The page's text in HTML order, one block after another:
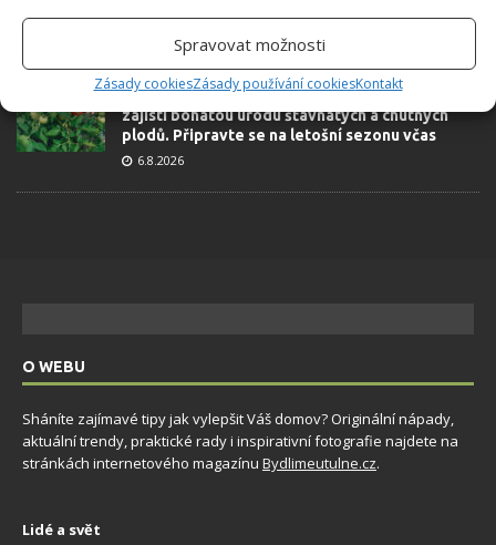
Spravovat možnosti
Zásady cookiesZásady používání cookiesKontakt
Přírodní hnojiva pro pěstování rajčat, která
zajistí bohatou úrodu šťavnatých a chutných
plodů. Připravte se na letošní sezonu včas
6.8.2026
O WEBU
Sháníte zajímavé tipy jak vylepšit Váš domov? Originální nápady,
aktuální trendy, praktické rady i inspirativní fotografie najdete na
stránkách internetového magazínu Bydlimeutulne.cz.
Lidé a svět